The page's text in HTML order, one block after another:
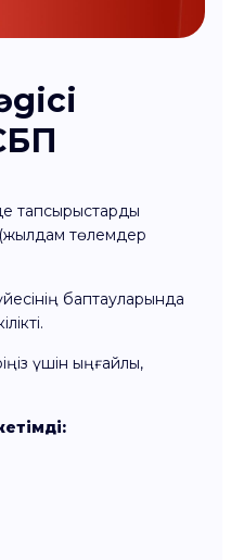
тапсырыстарды
төлемдер
баптауларында
үшін ыңғайлы,